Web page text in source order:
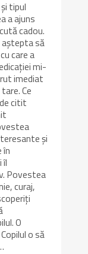
tipul
a ajuns
cadou.
aștepta să
care a
mi-
imediat
Ce
citit
și
în
îl
Povestea
curaj,
O
o să